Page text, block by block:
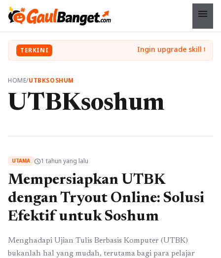
menu
TERKINI
HOME/UTBKSOSHUM
UTBKsoshum
UTAMA schedule1 tahun yang lalu
Mempersiapkan UTBK
dengan Tryout Online: Solusi
Efektif untuk Soshum
Menghadapi Ujian Tulis Berbasis Komputer (UTBK)
bukanlah hal yang mudah, terutama bagi para pelajar